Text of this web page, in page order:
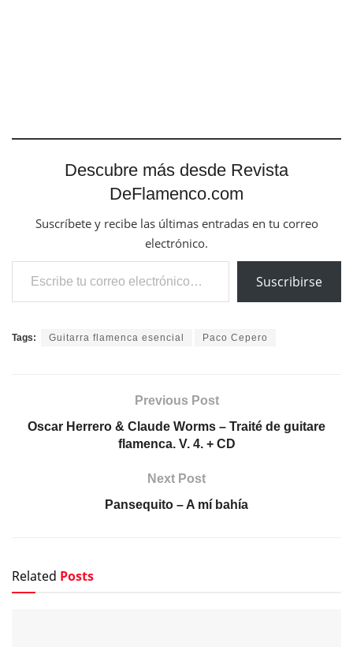
Descubre más desde Revista
DeFlamenco.com
Suscríbete y recibe las últimas entradas en tu correo
electrónico.
Escribe tu correo electrónico…
Suscribirse
Tags: Guitarra flamenca esencial Paco Cepero
Previous Post
Oscar Herrero & Claude Worms – Traité de guitare
flamenca. V. 4. + CD
Next Post
Pansequito – A mí bahía
Related Posts